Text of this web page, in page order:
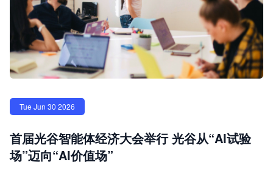
Tue Jun 30 2026
首届光谷智能体经济大会举行 光谷从“AI试验
场”迈向“AI价值场”